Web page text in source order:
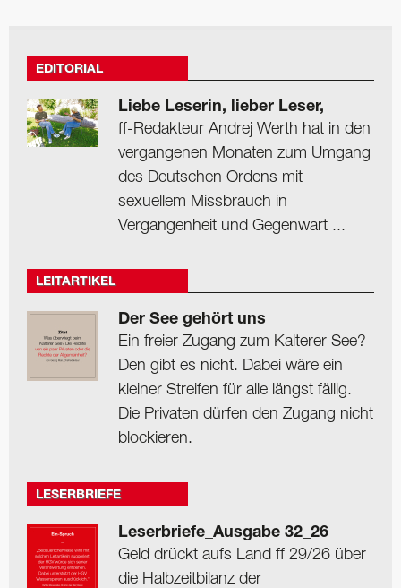
EDITORIAL
Liebe Leserin, lieber Leser,
ff-Redakteur Andrej Werth hat in den
vergangenen Monaten zum Umgang
des Deutschen Ordens mit
sexuellem Missbrauch in
Vergangenheit und Gegenwart ...
LEITARTIKEL
Der See gehört uns
Ein freier Zugang zum Kalterer See?
Den gibt es nicht. Dabei wäre ein
kleiner Streifen für alle längst fällig.
Die Privaten dürfen den Zugang nicht
blockieren.
LESERBRIEFE
Leserbriefe_Ausgabe 32_26
Geld drückt aufs Land ff 29/26 über
die Halbzeitbilanz der